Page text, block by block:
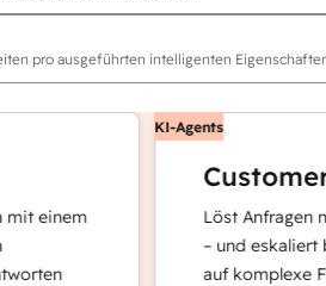
pro ausgeführten intelligenten
KI-Agents
Customer
Löst Anfragen mit
– und eskaliert bei
auf komplexe Fälle